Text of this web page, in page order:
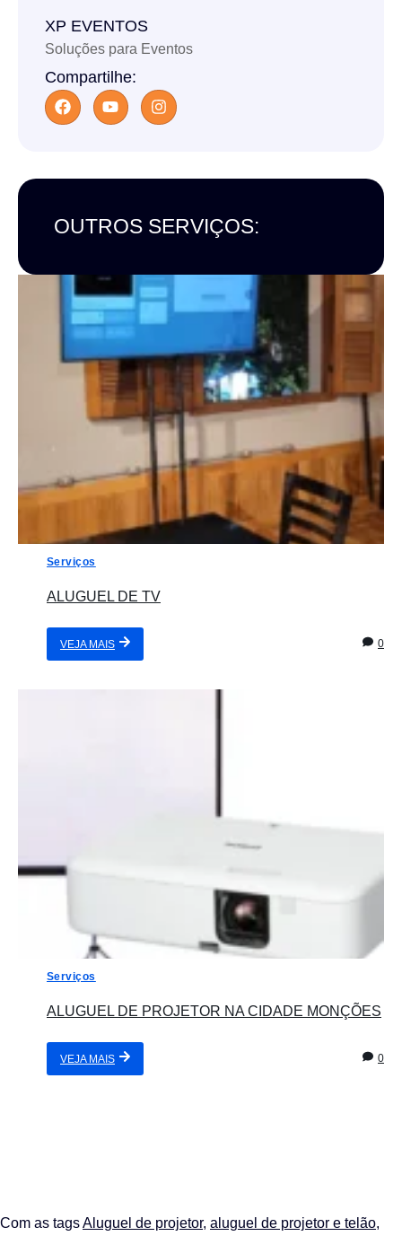
XP EVENTOS
Soluções para Eventos
Compartilhe:
OUTROS SERVIÇOS:
Serviços
ALUGUEL DE TV
VEJA MAIS 0
Serviços
ALUGUEL DE PROJETOR NA CIDADE MONÇÕES
VEJA MAIS 0
Com as tagsAluguel de projetor, aluguel de projetor e telão,